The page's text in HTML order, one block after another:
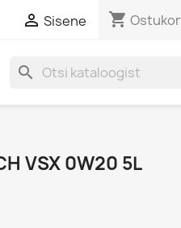
 Sisene shopping_cart
search
VSX 0W20 5L